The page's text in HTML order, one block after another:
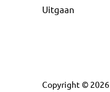
Uitgaan
Copyright © 2026